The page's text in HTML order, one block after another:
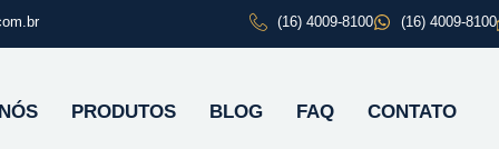
(16) 4009-8100 (16) 4009-8100
PRODUTOS BLOG FAQ CONTATO